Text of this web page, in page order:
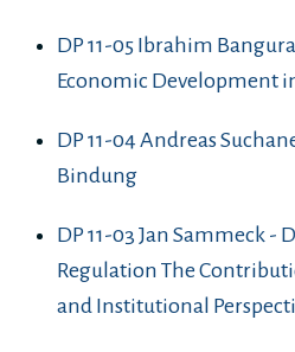
DP 11-05 Ibrahim
Economic Development
DP 11-04 Andreas
Bindung
DP 11-03 Jan Sammeck -
Regulation The
and Institutional